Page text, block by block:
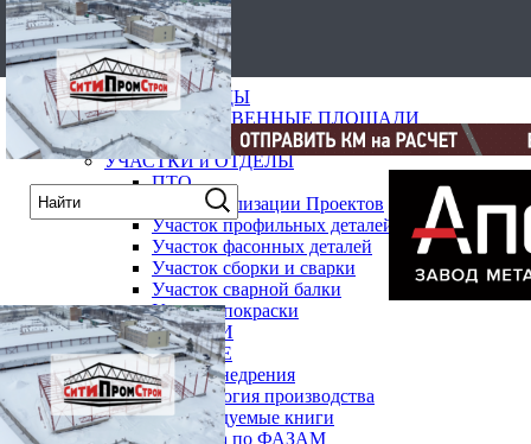
карта
О заводе
НАШИ ЗАВОДЫ
ПРОИЗВОДСТВЕННЫЕ ПЛОЩАДИ
ОБОРУДОВАНИЕ
УЧАСТКИ и ОТДЕЛЫ
ПТО
Отдел Реализации Проектов
Участок профильных деталей
Участок фасонных деталей
Участок сборки и сварки
Участок сварной балки
Участок покраски
ПОКАЗАТЕЛИ
ИНТЕРЕСНОЕ
Этапы внедрения
Методология производства
Рекомендуемые книги
Поставка по ФАЗАМ